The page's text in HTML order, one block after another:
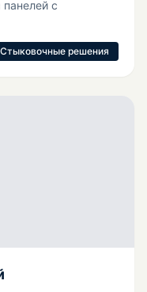
с
Стыковочные решения